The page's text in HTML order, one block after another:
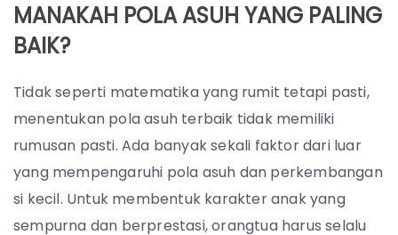
MANAKAH POLA ASUH YANG PALING
BAIK?
Tidak seperti matematika yang rumit tetapi pasti,
menentukan pola asuh terbaik tidak memiliki
rumusan pasti. Ada banyak sekali faktor dari luar
yang mempengaruhi pola asuh dan perkembangan
si kecil. Untuk membentuk karakter anak yang
sempurna dan berprestasi, orangtua harus selalu